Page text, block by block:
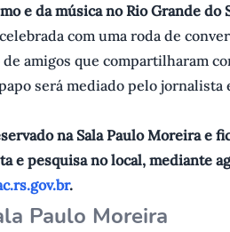
e da música no Rio Grande do
com uma roda de
amigos que compartilharam
será mediado pelo jornalista
na Sala Paulo Moreira e
e pesquisa no local, mediante
.
Paulo Moreira